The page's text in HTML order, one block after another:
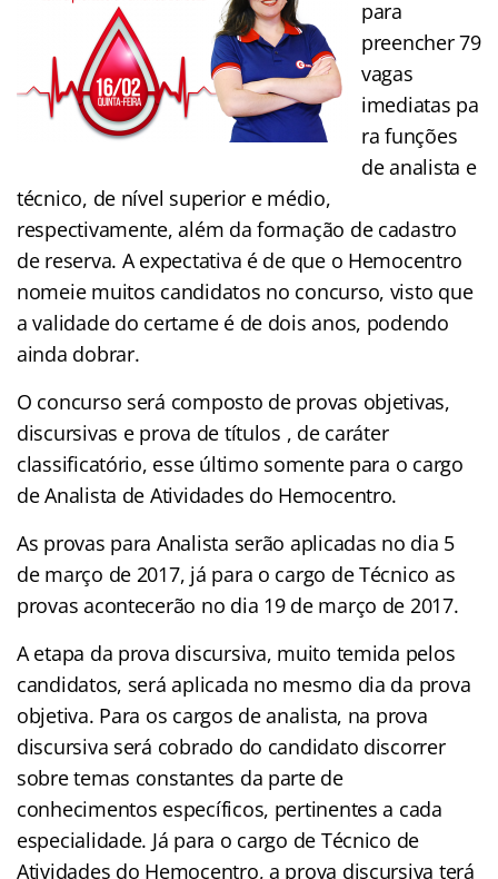
para
preencher 79
vagas
imediatas pa
ra funções
de analista e
técnico, de nível superior e médio,
respectivamente, além da formação de cadastro
de reserva. A expectativa é de que o Hemocentro
nomeie muitos candidatos no concurso, visto que
a validade do certame é de dois anos, podendo
ainda dobrar.
O concurso será composto de provas objetivas,
discursivas e prova de títulos , de caráter
classificatório, esse último somente para o cargo
de Analista de Atividades do Hemocentro.
As provas para Analista serão aplicadas no dia 5
de março de 2017, já para o cargo de Técnico as
provas acontecerão no dia 19 de março de 2017.
A etapa da prova discursiva, muito temida pelos
candidatos, será aplicada no mesmo dia da prova
objetiva. Para os cargos de analista, na prova
discursiva será cobrado do candidato discorrer
sobre temas constantes da parte de
conhecimentos específicos, pertinentes a cada
especialidade. Já para o cargo de Técnico de
Atividades do Hemocentro, a prova discursiva terá